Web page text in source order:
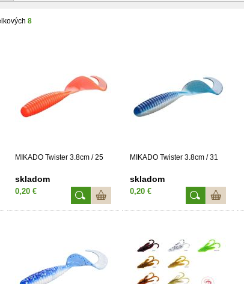
8
MIKADO Twister 3.8cm / 25
skladom
0,20 €
MIKADO Twister 3.8cm / 31
skladom
0,20 €